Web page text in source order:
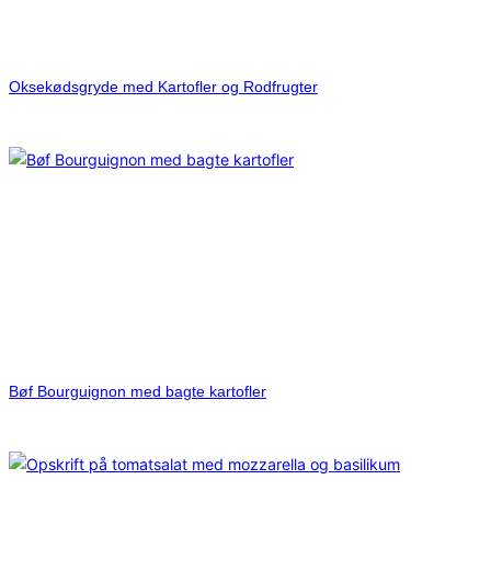
Oksekødsgryde med Kartofler og Rodfrugter
Bøf Bourguignon med bagte kartofler